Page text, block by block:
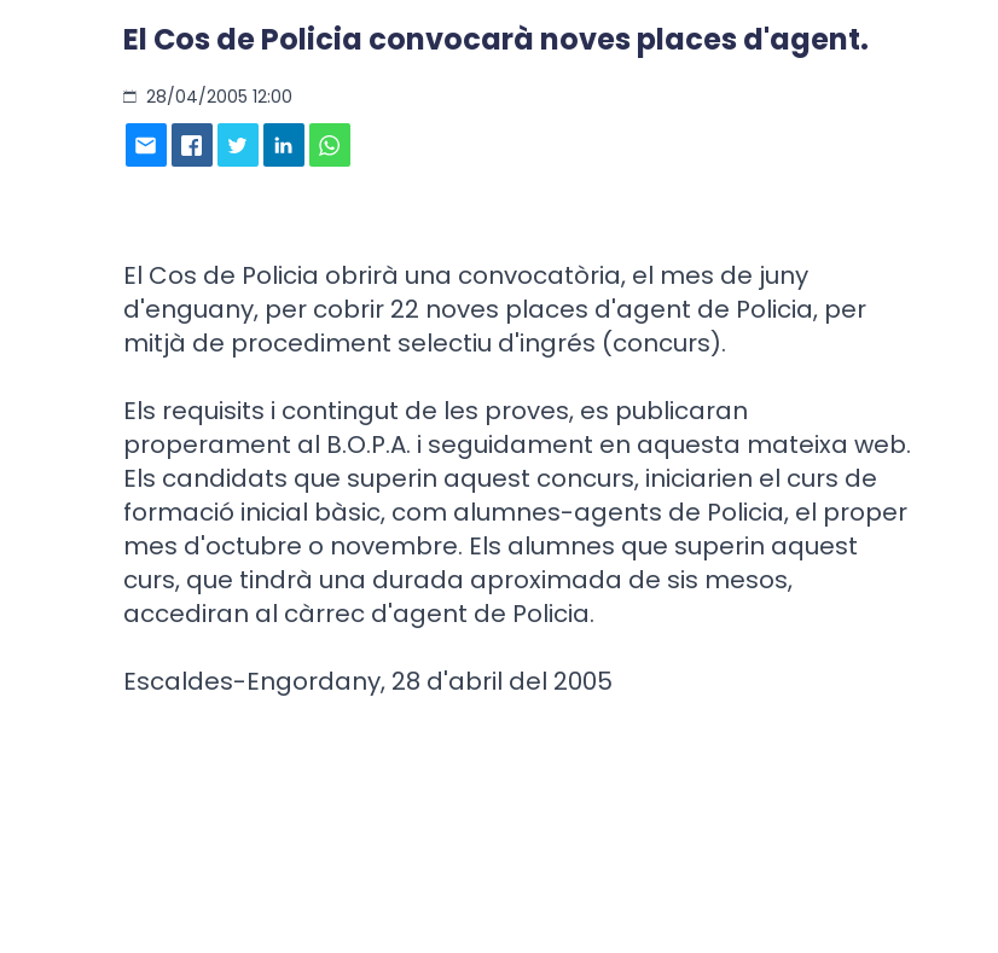
El Cos de Policia convocarà noves places d'agent.
28/04/2005 12:00
El Cos de Policia obrirà una convocatòria, el mes de juny
d'enguany, per cobrir 22 noves places d'agent de Policia, per
mitjà de procediment selectiu d'ingrés (concurs).
Els requisits i contingut de les proves, es publicaran
properament al B.O.P.A. i seguidament en aquesta mateixa web.
Els candidats que superin aquest concurs, iniciarien el curs de
formació inicial bàsic, com alumnes-agents de Policia, el proper
mes d'octubre o novembre. Els alumnes que superin aquest
curs, que tindrà una durada aproximada de sis mesos,
accediran al càrrec d'agent de Policia.
Escaldes-Engordany, 28 d'abril del 2005